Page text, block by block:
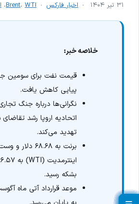
۳۱ تیر ۱۴۰۴ اخبار فارکس Brent، WTI ،
خلاصه خبر:
قیمت نفت برای سومین
پیاپی کاهش یافت.
نگرانی‌ها درباره جنگ
اتحادیه اروپا رشد
تهدید می‌کند.
برنت به ۶۸.۶۸
بشکه رسید.